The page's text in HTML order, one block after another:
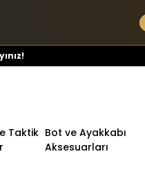
Taktik Bot ve Ayakkabı
Aksesuarları